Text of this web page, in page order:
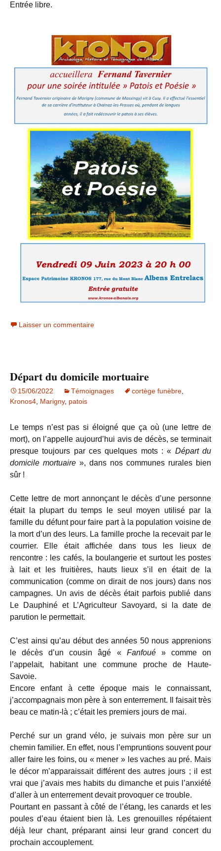
Entrée libre.
Laisser un commentaire
Départ du domicile mortuaire
15/06/2022 Témoignages cortège funèbre
Kronos4 Marigny, patois
Le temps n’est pas si éloigné que ça où (une lettre de
mort), on l’appelle aujourd’hui avis de décès, se terminait
presque toujours par ces quelques mots : « Départ du
domicile mortuaire », dans nos communes rurales bien
sûr !
Cette lettre de mort annonçant le décès d’une personne
était la plupart du temps le seul moyen utilisé par la
famille du défunt pour faire part à la population voisine de
la mort d’un des leurs. La famille proche la recevait par le
courrier. Elle était affichée dans tous les lieux de
rencontre : les cafés, la boulangerie et surtout les postes
à lait et les fruitières, hauts lieux s’il en était de la
communication (comme on dirait de nos jours) dans nos
campagnes. Un avis de décès était parfois publié dans
Le Dauphiné et L’Agriculteur Savoyard, si la date de
parution le permettait.
C’est ainsi qu’au début des années 50 nous apprenions
le décès d’un cousin âgé « Fanfoué» comme on
l’appelait, habitant une commune proche de Haute-
Savoie.
Encore enfant à cette époque mais le connaissant,
j’accompagnais mon père à son enterrement. Il faisait très
beau ce matin-là ; c’était les premiers jours de mai.
Perché sur un grand vélo, je suivais mon père sur un
chemin familier. En effet, nous l’empruntions souvent pour
aller faire les foins, ou « mener » les vaches au pré. Mais
le décor m’apparaissait différent des autres jours ; il est
vrai que j’avais mes habits du dimanche et puis l’anxiété
d’aller à un enterrement devait provoquer ce trouble.
Pourtant en passant à côté de l’étang, les canards et les
poules d’eau étaient bien là. Les grenouilles répétaient
déjà leur chant, préparant ainsi leur grand concert du
prochain accouplement.